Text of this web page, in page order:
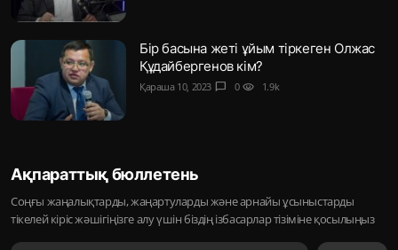
Бір басына жеті ұйым тіркеген Олжас
Құдайбергенов кім?
Қараша 10, 2023 chat_bubble 0 visibility 1.9k
Ақпараттық бюллетень
Соңғы жаңалықтарды, жаңартуларды және арнайы ұсыныстарды
тікелей кіріс жәшігіңізге алу үшін біздің ізбасарлар тізіміне қосылыңыз